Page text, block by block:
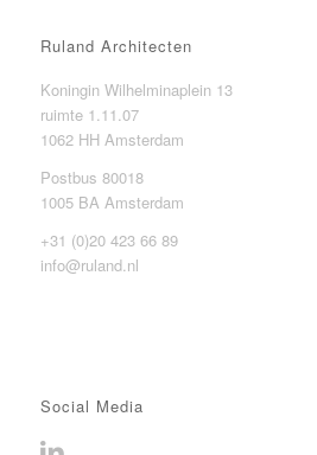
Ruland Architecten
Koningin Wilhelminaplein 13
ruimte 1.11.07
1062 HH Amsterdam
Postbus 80018
1005 BA Amsterdam
+31 (0)20 423 66 89
info@ruland.nl
Social Media